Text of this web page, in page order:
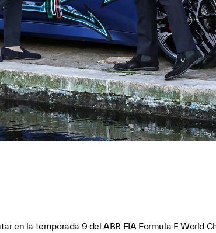
en la temporada 9 del ABB FIA Formula E World